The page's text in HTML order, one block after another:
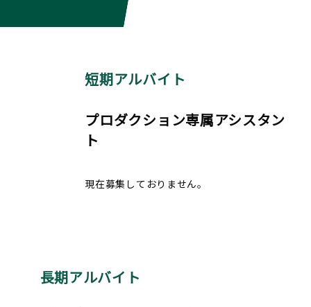
短期アルバイト
プロダクション専属アシスタン
ト
現在募集しておりません。
長期アルバイト